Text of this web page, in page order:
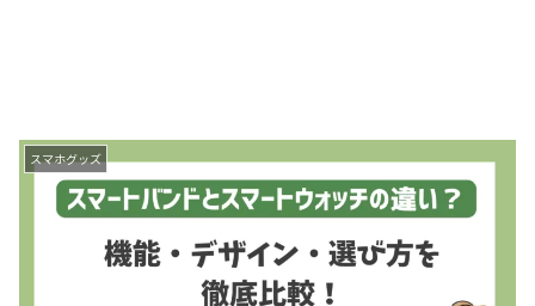
スマホグッズ